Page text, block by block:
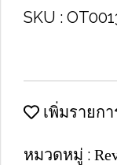
SKU :
เพิ่มรายก
หมวดหมู่ :